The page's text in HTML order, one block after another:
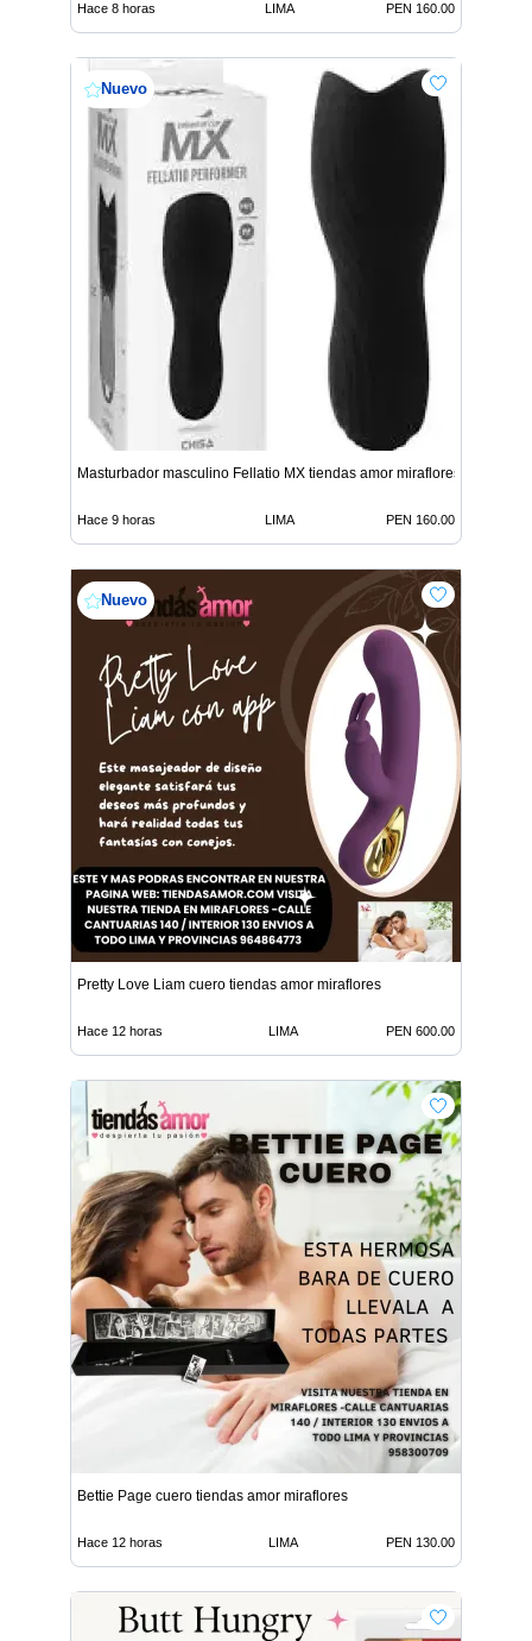
Hace 8 horas LIMA PEN 160.00
Nuevo
Masturbador masculino Fellatio MX tiendas amor miraflores
Hace 9 horas LIMA PEN 160.00
Nuevo
Pretty Love Liam cuero tiendas amor miraflores
Hace 12 horas LIMA PEN 600.00
Bettie Page cuero tiendas amor miraflores
Hace 12 horas LIMA PEN 130.00